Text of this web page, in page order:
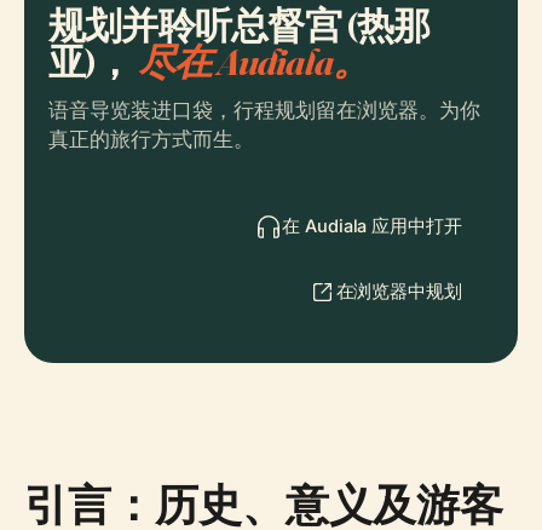
规划并聆听总督宫 (热那
亚)， 尽在 Audiala。
语音导览装进口袋，行程规划留在浏览器。为你
真正的旅行方式而生。
在 Audiala 应用中打开
在浏览器中规划
引言：历史、意义及游客